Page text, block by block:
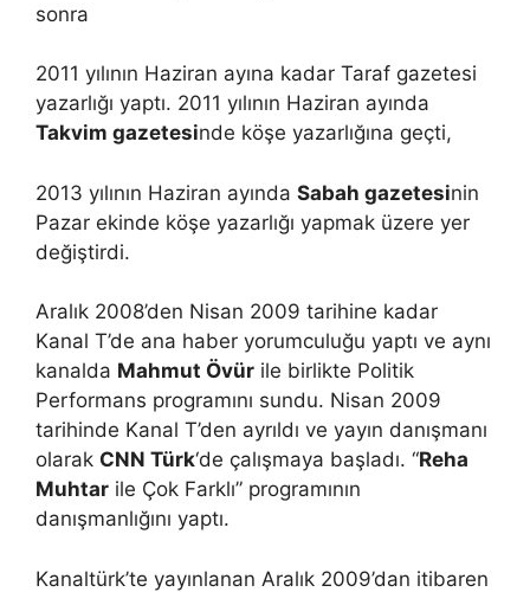
sonra
2011 yılının Haziran ayına kadar Taraf gazetesi
yazarlığı yaptı. 2011 yılının Haziran ayında
Takvim gazetesinde köşe yazarlığına geçti,
2013 yılının Haziran ayında Sabah gazetesinin
Pazar ekinde köşe yazarlığı yapmak üzere yer
değiştirdi.
Aralık 2008’den Nisan 2009 tarihine kadar
Kanal T’de ana haber yorumculuğu yaptı ve aynı
kanalda Mahmut Övür ile birlikte Politik
Performans programını sundu. Nisan 2009
tarihinde Kanal T’den ayrıldı ve yayın danışmanı
olarak CNN Türk‘de çalışmaya başladı. “Reha
Muhtar ile Çok Farklı” programının
danışmanlığını yaptı.
Kanaltürk’te yayınlanan Aralık 2009’dan itibaren